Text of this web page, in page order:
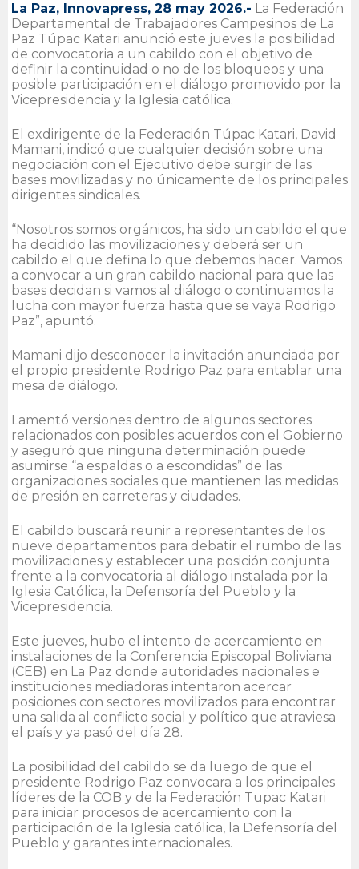
La Paz, Innovapress, 28 may 2026.- La Federación
Departamental de Trabajadores Campesinos de La
Paz Túpac Katari anunció este jueves la posibilidad
de convocatoria a un cabildo con el objetivo de
definir la continuidad o no de los bloqueos y una
posible participación en el diálogo promovido por la
Vicepresidencia y la Iglesia católica.
El exdirigente de la Federación Túpac Katari, David
Mamani, indicó que cualquier decisión sobre una
negociación con el Ejecutivo debe surgir de las
bases movilizadas y no únicamente de los principales
dirigentes sindicales.
“Nosotros somos orgánicos, ha sido un cabildo el que
ha decidido las movilizaciones y deberá ser un
cabildo el que defina lo que debemos hacer. Vamos
a convocar a un gran cabildo nacional para que las
bases decidan si vamos al diálogo o continuamos la
lucha con mayor fuerza hasta que se vaya Rodrigo
Paz”, apuntó.
Mamani dijo desconocer la invitación anunciada por
el propio presidente Rodrigo Paz para entablar una
mesa de diálogo.
Lamentó versiones dentro de algunos sectores
relacionados con posibles acuerdos con el Gobierno
y aseguró que ninguna determinación puede
asumirse “a espaldas o a escondidas” de las
organizaciones sociales que mantienen las medidas
de presión en carreteras y ciudades.
El cabildo buscará reunir a representantes de los
nueve departamentos para debatir el rumbo de las
movilizaciones y establecer una posición conjunta
frente a la convocatoria al diálogo instalada por la
Iglesia Católica, la Defensoría del Pueblo y la
Vicepresidencia.
Este jueves, hubo el intento de acercamiento en
instalaciones de la Conferencia Episcopal Boliviana
(CEB) en La Paz donde autoridades nacionales e
instituciones mediadoras intentaron acercar
posiciones con sectores movilizados para encontrar
una salida al conflicto social y político que atraviesa
el país y ya pasó del día 28.
La posibilidad del cabildo se da luego de que el
presidente Rodrigo Paz convocara a los principales
líderes de la COB y de la Federación Tupac Katari
para iniciar procesos de acercamiento con la
participación de la Iglesia católica, la Defensoría del
Pueblo y garantes internacionales.